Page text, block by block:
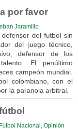
por favor
Jaramillo
del futbol sin
del juego técnico,
defensor de los
El penúltimo
campeón mundial.
colombiano, con el
la paranoia arbitral.
Fútbol Nacional
Opinión